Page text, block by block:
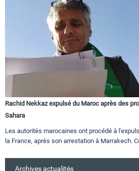
Rachid Nekkaz expulsé du Maroc après des
Sahara
Les autorités marocaines ont procédé à
la France, après son arrestation à Marrakech.
Archives actualités